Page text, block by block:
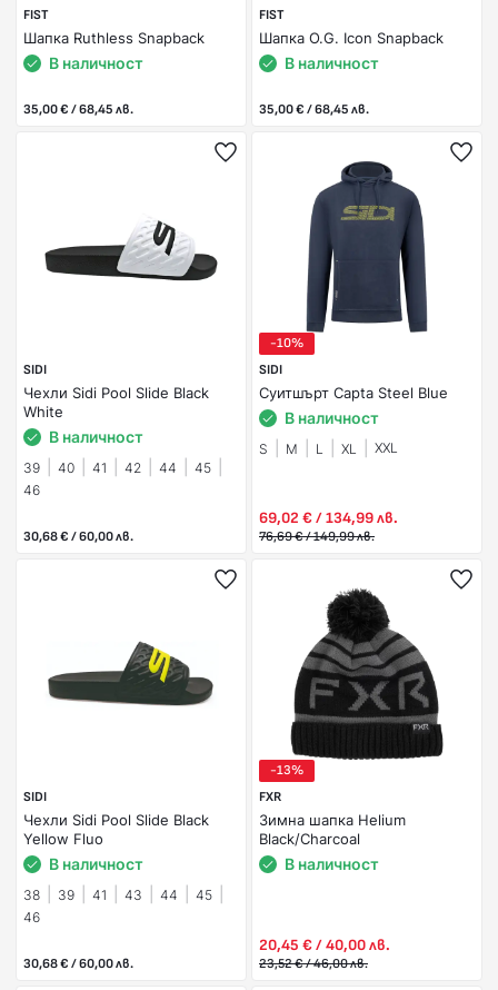
FIST
Шапка Ruthless Snapback
В наличност
35,00 € / 68,45 лв.
FIST
Шапка O.G. Icon Snapback
В наличност
35,00 € / 68,45 лв.
SIDI
Чехли Sidi Pool Slide Black
White
В наличност
39 40 41 42 44
45
46
30,68 € / 60,00 лв.
-10%
SIDI
Суитшърт Capta Steel Blue
В наличност
S M L XL XXL
69,02 € / 134,99 лв.
76,69 € / 149,99 лв.
SIDI
Чехли Sidi Pool Slide Black
Yellow Fluo
В наличност
38 39 41 43 44
45
46
30,68 € / 60,00 лв.
-13%
FXR
Зимна шапка Helium
Black/Charcoal
В наличност
20,45 € / 40,00 лв.
23,52 € / 46,00 лв.